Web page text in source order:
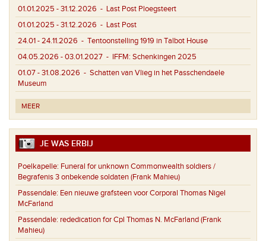
01.01.2025 - 31.12.2026 - Last Post Ploegsteert
01.01.2025 - 31.12.2026 - Last Post
24.01 - 24.11.2026 - Tentoonstelling 1919 in Talbot House
04.05.2026 - 03.01.2027 - IFFM: Schenkingen 2025
01.07 - 31.08.2026 - Schatten van Vlieg in het Passchendaele
Museum
MEER
JE WAS ERBIJ
Poelkapelle: Funeral for unknown Commonwealth soldiers /
Begrafenis 3 onbekende soldaten (Frank Mahieu)
Passendale: Een nieuwe grafsteen voor Corporal Thomas Nigel
McFarland
Passendale: rededication for Cpl Thomas N. McFarland (Frank
Mahieu)